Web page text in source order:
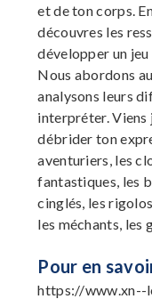
et de ton corps.
découvres les
développer un jeu
Nous abordons
analysons leurs
interpréter. Viens
débrider ton
aventuriers, les
fantastiques, les
cinglés, les
les méchants, les
Pour en
https://www.xn--